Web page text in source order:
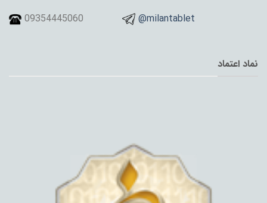
09354445060
@milantablet
نماد اعتماد